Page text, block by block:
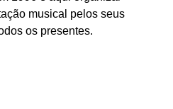
musical pelos seus
os presentes.